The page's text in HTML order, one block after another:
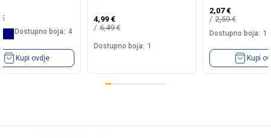
€
Dostupno boja: 4
Kupi ovdje
4,99 €
6,49€
Dostupno boja: 1
2,07 €
2,59€
Dostupno boja: 1
Kupi